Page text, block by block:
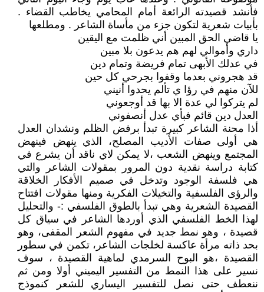
فأنشد قصيدته الرائعة أمام المحامي يخاطب القضاء .
بأبيات شعرية لتكون جزء من مأساة الشاعر . ومطلعها
يا قاضي الحق المبين أني ظلمت مع اليقين
داري وأموالي لهم هم يدعون بلا مبين
في عدلك الأبهى تمام فريضة وتمام دين
قد هجروني بعدما وقفوا بجرحي كل حين
للآن منهم في رؤا ي تألم يحدوا أنيني
لم يتركوا لي عدة الا بها قد أوجعوني
العدل دين قائم فبأي عدل أنصفوني
أذا محنة الشاعر كبيرة تبدأ برفض الظلم ونشدان العدل
هي أولى صفات الأديب المصلح، الذي ينهض فينهض
المجتمع وينهض الشعب ،لا يمكن لاي ناقد أن يشرع في
كتابة دراسة نقدية دون المرور بمقولات الشاعر والتي
هي فلسفة الوجود وتدخل في صميم الأفكار الخلاقة
والرؤى الفلسفية والتخيلات الفكرية ومنها مقولات افتتاح
القصيدة الشعرية وهي تبدأ بالطوق الفلسفي :- والتحليل
لهذا الخط الفلسفي الذي أوردها الشاعر في سياق كل
قصيدة ، وهو نمط جديد في مفهوم الشعر المقفى، وهو
بحد ذاته مرأة عاكسة لخلجات الشاعر، تكمن في سطور
القصيدة ،هو البوح السرمدي لماهية القصيدة ، سوف
نسير على هذا النمط من التفسير اليميني أولا ومن ثم
ننعطف حتى نصل للتفسير اليساري للشعر كنموذج